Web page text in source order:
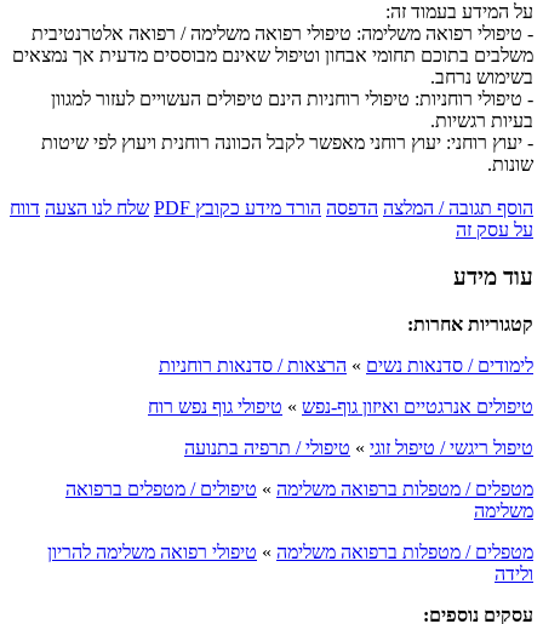
על המידע בעמוד זה:
- טיפולי רפואה משלימה: טיפולי רפואה משלימה / רפואה אלטרנטיבית
משלבים בתוכם תחומי אבחון וטיפול שאינם מבוססים מדעית אך נמצאים
בשימוש נרחב.
- טיפולי רוחניות: טיפולי רוחניות הינם טיפולים העשויים לעזור למגוון
בעיות רגשיות.
- יעוץ רוחני: יעוץ רוחני מאפשר לקבל הכוונה רוחנית ויעוץ לפי שיטות
שונות.
הוסף תגובה / המלצה הדפסה הורד מידע כקובץ PDF שלח לנו הצעה דווח
על עסק זה
עוד מידע
קטגוריות אחרות:
לימודים / סדנאות נשים » הרצאות / סדנאות רוחניות
טיפולים אנרגטיים ואיזון גוף-נפש » טיפולי גוף נפש רוח
טיפול ריגשי / טיפול זוגי » טיפולי / תרפיה בתנועה
מטפלים / מטפלות ברפואה משלימה » טיפולים / מטפלים ברפואה
משלימה
מטפלים / מטפלות ברפואה משלימה » טיפולי רפואה משלימה להריון
ולידה
עסקים נוספים: